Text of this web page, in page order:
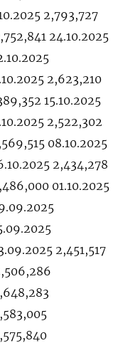
2,793,727
24.10.2025
2,623,210
15.10.2025
2,522,302
08.10.2025
2,434,278
01.10.2025
2,451,517